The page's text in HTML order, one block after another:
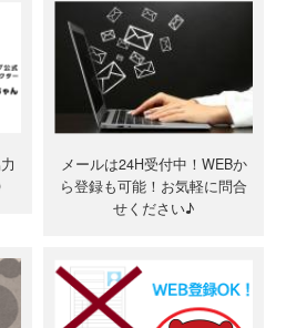
メールは24H受付中！WEBか
ら登録も可能！お気軽に問合
せください♪